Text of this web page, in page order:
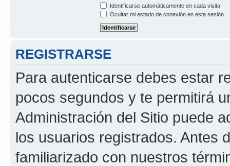
Identificarse automáticamente en cada visita
Ocultar mi estado de conexión en esta sesión
REGISTRARSE
Para autenticarse debes estar
pocos segundos y te permitirá
Administración del Sitio puede
los usuarios registrados. Antes
familiarizado con nuestros